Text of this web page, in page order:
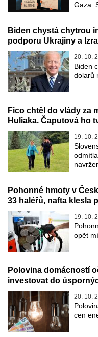
Gaza.
Biden chystá chytrou
podporu Ukrajiny a
20. 10.
Biden
dolarů
Fico chtěl do vlády za
Huliaka. Čaputová ho
19. 10.
Pohonné hmoty v
33 haléřů, nafta klesla
19. 10.
opět
Polovina domácností
investovat do
20. 10.
cen